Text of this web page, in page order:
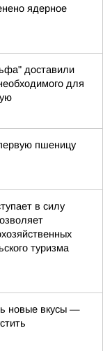
ядерное
доставили
для
пшеницу
в силу
туризма
новые вкусы —